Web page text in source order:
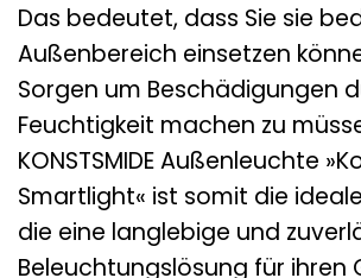
Das bedeutet, dass Sie sie
Außenbereich einsetzen
Sorgen um Beschädigungen
Feuchtigkeit machen zu
KONSTSMIDE Außenleuchte
Smartlight« ist somit die
die eine langlebige und
Beleuchtungslösung für ihren